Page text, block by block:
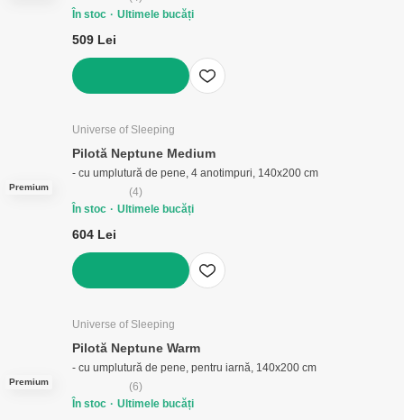
În stoc
Ultimele bucăți
509 Lei
Premium
Universe of Sleeping
Pilotă Neptune Medium
- cu umplutură de pene, 4 anotimpuri, 140x200 cm
(4)
În stoc
Ultimele bucăți
604 Lei
Premium
Universe of Sleeping
Pilotă Neptune Warm
- cu umplutură de pene, pentru iarnă, 140x200 cm
(6)
În stoc
Ultimele bucăți